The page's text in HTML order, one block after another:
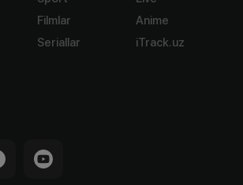
Filmlar
Seriallar
Anime
iTrack.uz